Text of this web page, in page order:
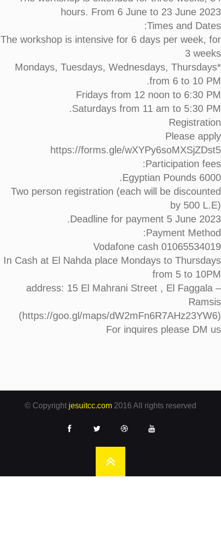
hours. From 6 June to 23 June 2023
Times and Dates:
The workshop is intensive for 6 days per week, for
3 weeks
*Mondays, Tuesdays, Wednesdays, Thursdays
from 6 to 10 PM.
Fridays from 12 noon to 6:30 PM
Saturdays from 11 am to 5:30 PM.
Registration
Please apply
https://forms.gle/wXYPy6soMXSjZDst5
Participation fees:
6000 Egyptian Pounds.
Two person registration (each will be discounted
by 500 L.E)
Deadline for payment 5 June 2023.
Payment Method:
Vodafone cash 01065534019
In Cash at El Nahda place Mondays to Thursdays
from 5 to 10PM
address: 15 El Mahrani Street , El Faggala –
Ramsis
(https://goo.gl/maps/dW2mFn6R7AHz23YW6)
For inquires please DM us
© Copyright jesuitcc.com 2016 All rights reserved